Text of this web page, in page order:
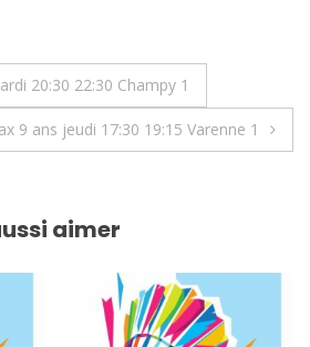
20:30 22:30 Champy 1
9 ans jeudi 17:30 19:15 Varenne 1
aimer